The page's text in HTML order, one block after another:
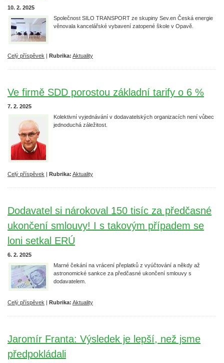
10. 2. 2025
Společnost SILO TRANSPORT ze skupiny Sev.en Česká energie
věnovala kancelářské vybavení zatopené škole v Opavě.
Celý příspěvek | Rubrika: Aktuality
Ve firmě SDD porostou základní tarify o 6 %
7. 2. 2025
Kolektivní vyjednávání v dodavatelských organizacích není vůbec
jednoduchá záležitost.
Celý příspěvek | Rubrika: Aktuality
Dodavatel si nárokoval 150 tisíc za předčasné
ukončení smlouvy! I s takovým případem se
loni setkal ERÚ
6. 2. 2025
Marné čekání na vrácení přeplatků z vyúčtování a někdy až
astronomické sankce za předčasné ukončení smlouvy s
dodavatelem.
Celý příspěvek | Rubrika: Aktuality
Jaromír Franta: Výsledek je lepší, než jsme
předpokládali